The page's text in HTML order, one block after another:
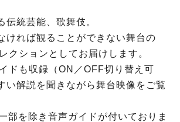
伝統芸能、歌舞伎。
ければ観ることができない舞台の
クションとしてお届けします。
ドも収録（ON／OFF切り替え可
い解説を聞きながら舞台映像をご覧
部を除き音声ガイドが付いておりま